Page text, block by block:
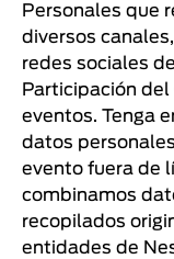
Personales que
diversos
redes sociales
Participación
eventos. Tenga
datos
evento fuera de
combinamos
recopilados
entidades de